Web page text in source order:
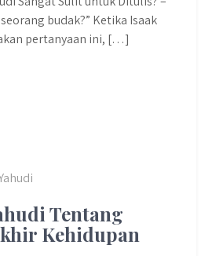
budak?” Ketika Isaak
pertanyaan ini, […]
Tentang
Kehidupan